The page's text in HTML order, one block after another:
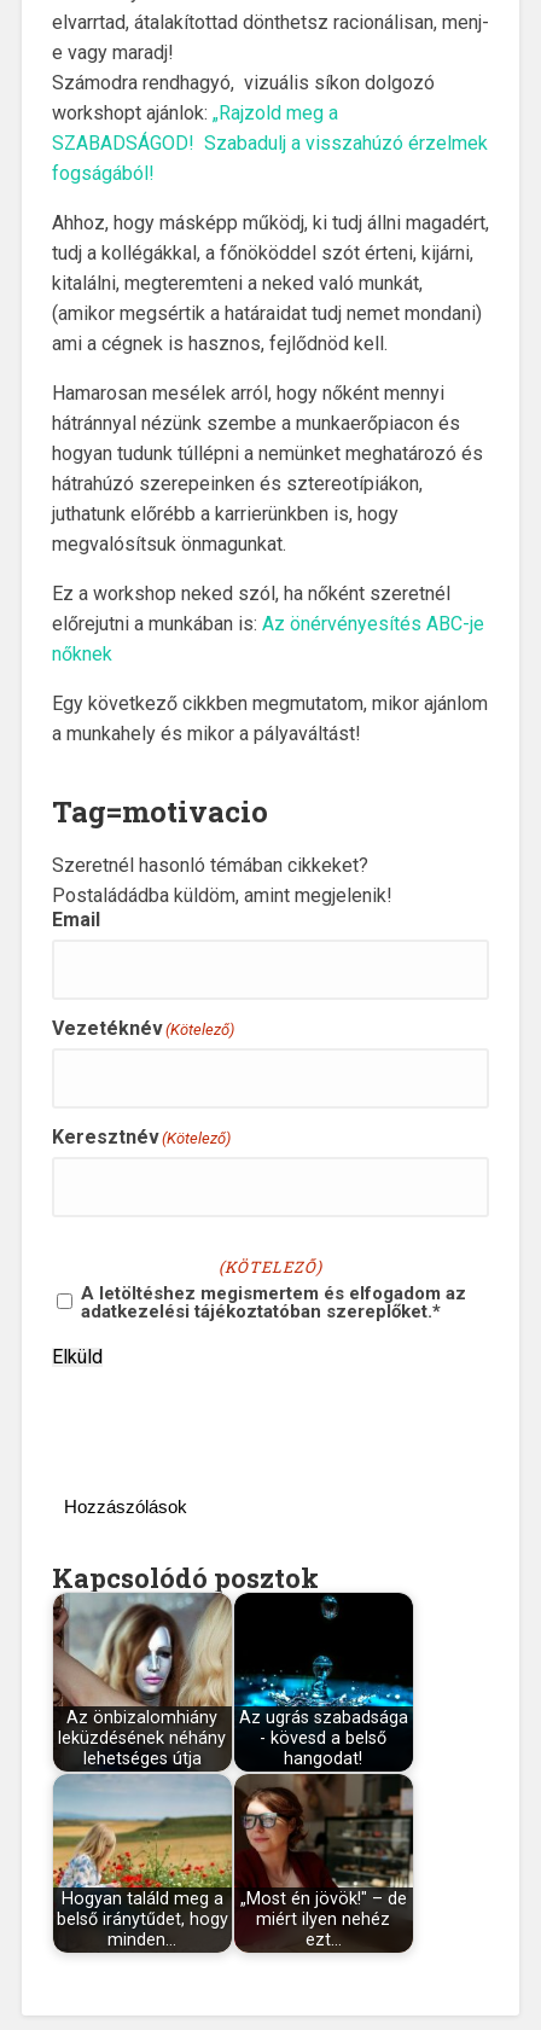
elvarrtad, átalakítottad dönthetsz racionálisan, menj-
e vagy maradj!
Számodra rendhagyó, vizuális síkon dolgozó
workshopt ajánlok: „Rajzold meg a
SZABADSÁGOD! Szabadulj a visszahúzó érzelmek
fogságából!
Ahhoz, hogy másképp működj, ki tudj állni magadért,
tudj a kollégákkal, a főnököddel szót érteni, kijárni,
kitalálni, megteremteni a neked való munkát,
(amikor megsértik a határaidat tudj nemet mondani)
ami a cégnek is hasznos, fejlődnöd kell.
Hamarosan mesélek arról, hogy nőként mennyi
hátránnyal nézünk szembe a munkaerőpiacon és
hogyan tudunk túllépni a nemünket meghatározó és
hátrahúzó szerepeinken és sztereotípiákon,
juthatunk előrébb a karrierünkben is, hogy
megvalósítsuk önmagunkat.
Ez a workshop neked szól, ha nőként szeretnél
előrejutni a munkában is: Az önérvényesítés ABC-je
nőknek
Egy következő cikkben megmutatom, mikor ajánlom
a munkahely és mikor a pályaváltást!
Tag=motivacio
Szeretnél hasonló témában cikkeket?
Postaládádba küldöm, amint megjelenik!
Email
Vezetéknév(Kötelező)
Keresztnév(Kötelező)
(KÖTELEZŐ)
A letöltéshez megismertem és elfogadom az
adatkezelési tájékoztatóban szereplőket.*
Elküld
Hozzászólások
Kapcsolódó posztok
Az önbizalomhiány
leküzdésének néhány
lehetséges útja
Az ugrás szabadsága
- kövesd a belső
hangodat!
Hogyan találd meg a
belső iránytűdet, hogy
minden…
„Most én jövök!" – de
miért ilyen nehéz
ezt…